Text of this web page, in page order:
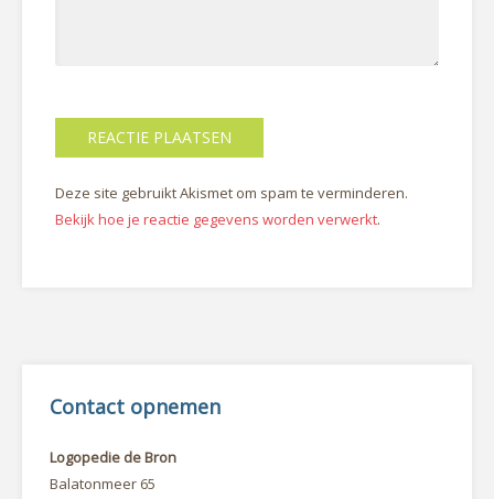
Deze site gebruikt Akismet om spam te verminderen.
Bekijk hoe je reactie gegevens worden verwerkt.
Contact opnemen
Logopedie de Bron
Balatonmeer 65